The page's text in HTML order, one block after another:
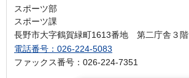
スポーツ部
スポーツ課
長野市大字鶴賀緑町1613番地 第二庁舎３階
電話番号：026-224-5083
ファックス番号：026-224-7351